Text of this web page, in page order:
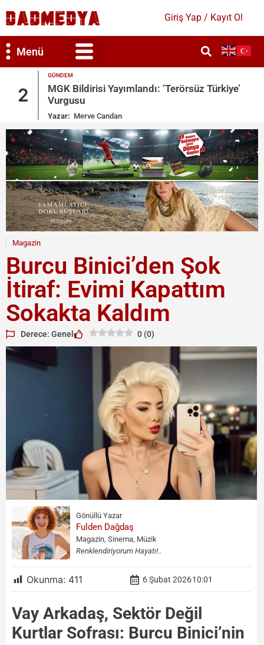
Giriş Yap / Kayıt Ol
Menü
2
GÜNDEM
MGK Bildirisi Yayımlandı: ‘Terörsüz Türkiye’
Vurgusu
Yazar: Merve Candan
Magazin
Burcu Binici’den Şok
İtiraf: Evimi Kapattım
Sokakta Kaldım
Derece: Genel 0 (0)
Gönüllü Yazar
Fulden Dağdaş
Magazin, Sinema, Müzik
Renklendiriyorum Hayatı!..
Okunma: 411 6 Şubat 202610:01
Vay Arkadaş, Sektör Değil
Kurtlar Sofrası: Burcu Binici’nin